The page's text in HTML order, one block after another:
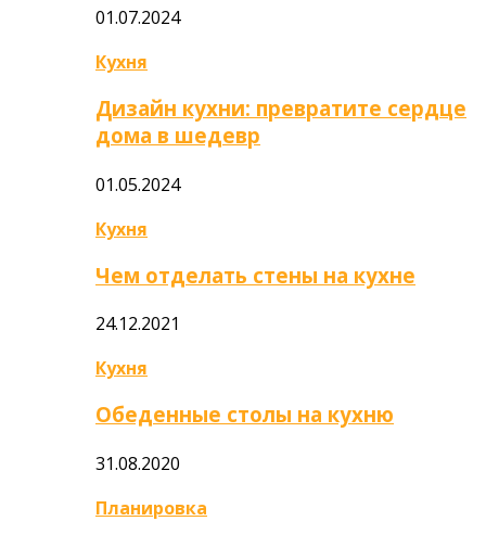
01.07.2024
Кухня
Дизайн кухни: превратите сердце
дома в шедевр
01.05.2024
Кухня
Чем отделать стены на кухне
24.12.2021
Кухня
Обеденные столы на кухню
31.08.2020
Планировка